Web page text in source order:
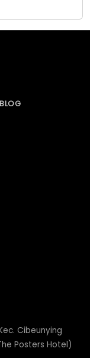
BLOG
Cibeunying
Posters Hotel)